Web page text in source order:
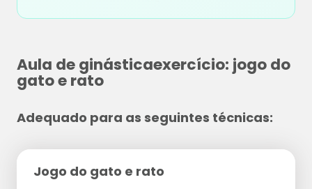
Aula de ginásticaexercício: jogo do
gato e rato
Adequado para as seguintes técnicas:
Jogo do gato e rato